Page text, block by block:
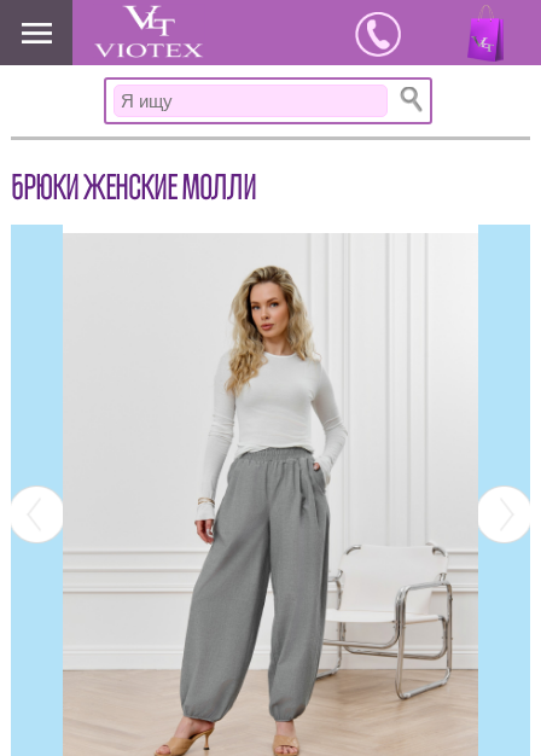
www.viotex37.ru
БРЮКИ ЖЕНСКИЕ МОЛЛИ